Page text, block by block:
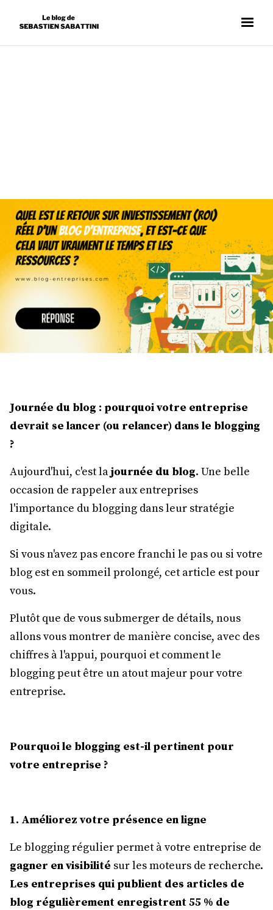
Journée du blog : pourquoi votre entreprise
devrait se lancer (ou relancer) dans le blogging
?
Aujourd'hui, c'est lajournée du blog. Une belle
occasion de rappeler aux entreprises
l'importance du blogging dans leur stratégie
digitale.
Si vous n'avez pas encore franchi le pas ou si votre
blog est en sommeil prolongé, cet article est pour
vous.
Plutôt que de vous submerger de détails, nous
allons vous montrer de manière concise, avec des
chiffres à l'appui, pourquoi et comment le
blogging peut être un atout majeur pour votre
entreprise.
Pourquoi le blogging est-il pertinent pour
votre entreprise ?
1. Améliorez votre présence en ligne
Le blogging régulier permet à votre entreprise de
gagner en visibilité sur les moteurs de recherche.
Les entreprises qui publient des articles de
blog régulièrement enregistrent 55 % de